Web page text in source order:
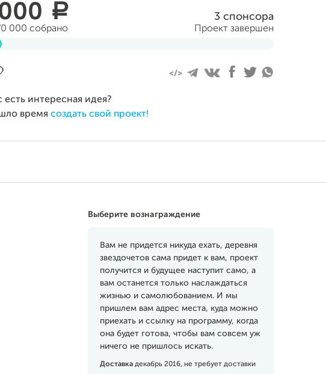
a
000 собрано
3 спонсора
Проект завершен
есть интересная идея?
время создать свой проект!
Выберите вознаграждение
Вам не придется никуда ехать, деревня
звездочетов сама придет к вам, проект
получится и будущее наступит само, а
вам останется только наслаждаться
жизнью и самолюбованием. И мы
пришлем вам адрес места, куда можно
приехать и ссылку на программу, когда
она будет готова, чтобы вам совсем уж
ничего не пришлось искать.
Доставка декабрь 2016, не требует доставки